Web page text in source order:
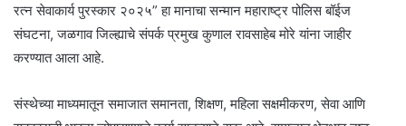
रत्न सेवाकार्य पुरस्कार २०२५” हा मानाचा सन्मान महाराष्ट्र पोलिस बॉईज
संघटना, जळगाव जिल्ह्याचे संपर्क प्रमुख कुणाल रावसाहेब मोरे यांना जाहीर
करण्यात आला आहे.
संस्थेच्या माध्यमातून समाजात समानता, शिक्षण, महिला सक्षमीकरण, सेवा आणि